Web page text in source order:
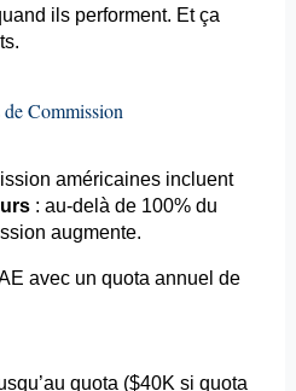
ils performent. Et ça
Commission
américaines incluent
: au-delà de 100% du
augmente.
avec un quota annuel de
quota ($40K si quota